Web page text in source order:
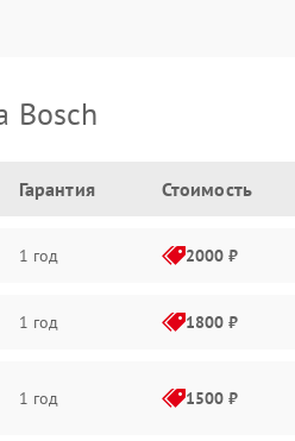
Bosch
Гарантия Стоимость
1 год 2000 ₽
1 год 1800 ₽
1 год 1500 ₽